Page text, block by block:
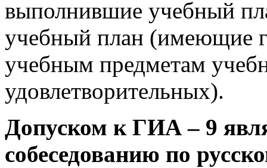
выполнившие учебный
учебный план (имеющие
учебным предметам
удовлетворительных).
Допуском к ГИА – 9
собеседованию по